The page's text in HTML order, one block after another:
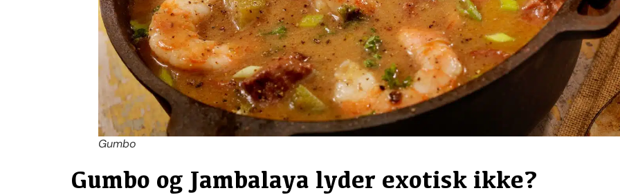
Gumbo
Gumbo og Jambalaya lyder exotisk ikke?